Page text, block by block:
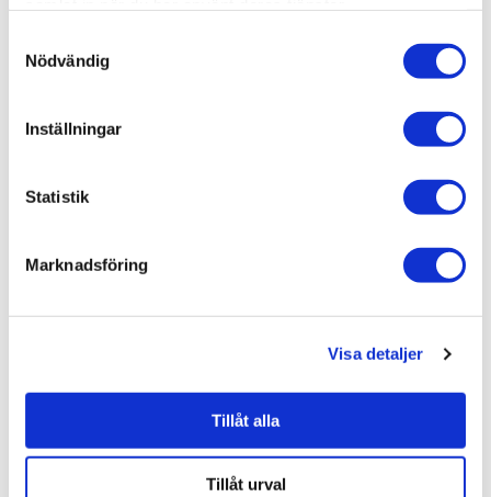
Nödvändig
Inställningar
Statistik
Marknadsföring
Visa detaljer
Tillåt alla
Tillåt urval
Bad & kök / Badrum /
Varumärken / Macro Design /
Hietakari Duschvägg Vetro 511
4.800 kr